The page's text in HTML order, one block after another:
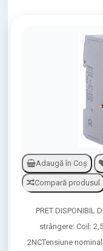
Adaugă în Coş
Compară produsul
PRET DISPONIBIL
strângere: Coil:
2NCTensiune